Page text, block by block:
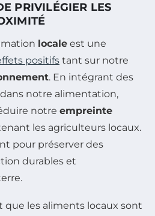
PRIVILÉGIER LES
locale est une
positifs tant sur notre
. En intégrant des
notre alimentation,
notre empreinte
les agriculteurs locaux.
pour préserver des
durables et
les aliments locaux sont